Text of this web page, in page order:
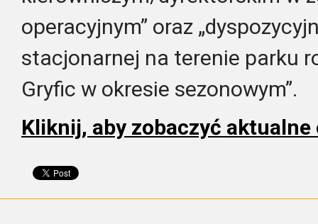
operacyjnym” oraz
stacjonarnej na terenie parku
Gryfic w okresie sezonowym”.
Kliknij, aby zobaczyć